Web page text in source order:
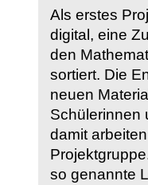
Als erstes
digital, eine
den
sortiert. Die
neuen
Schülerinnen
damit
so genannte